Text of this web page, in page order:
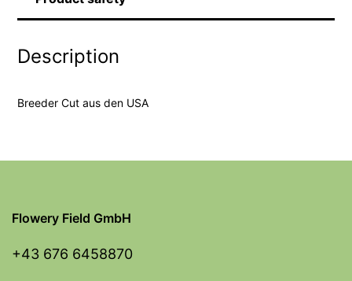
Description
Breeder Cut aus den USA
Flowery Field GmbH
+43 676 6458870